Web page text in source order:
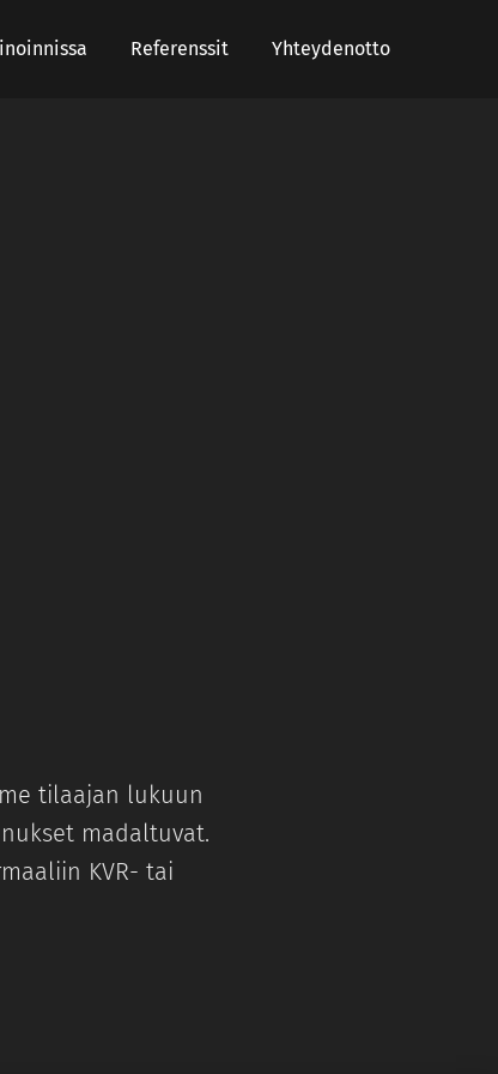
Referenssit Yhteydenotto
tilaajan lukuun
madaltuvat.
KVR- tai